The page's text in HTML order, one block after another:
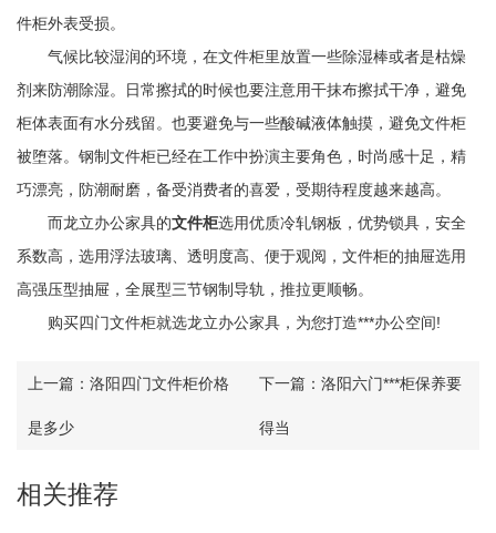
件柜外表受损。
气候比较湿润的环境，在文件柜里放置一些除湿棒或者是枯燥
剂来防潮除湿。日常擦拭的时候也要注意用干抹布擦拭干净，避免
柜体表面有水分残留。也要避免与一些酸碱液体触摸，避免文件柜
被堕落。钢制文件柜已经在工作中扮演主要角色，时尚感十足，精
巧漂亮，防潮耐磨，备受消费者的喜爱，受期待程度越来越高。
而龙立办公家具的文件柜选用优质冷轧钢板，优势锁具，安全
系数高，选用浮法玻璃、透明度高、便于观阅，文件柜的抽屉选用
高强压型抽屉，全展型三节钢制导轨，推拉更顺畅。
购买四门文件柜就选龙立办公家具，为您打造***办公空间!
上一篇： 洛阳四门文件柜价格
是多少
下一篇： 洛阳六门***柜保养要
得当
相关推荐